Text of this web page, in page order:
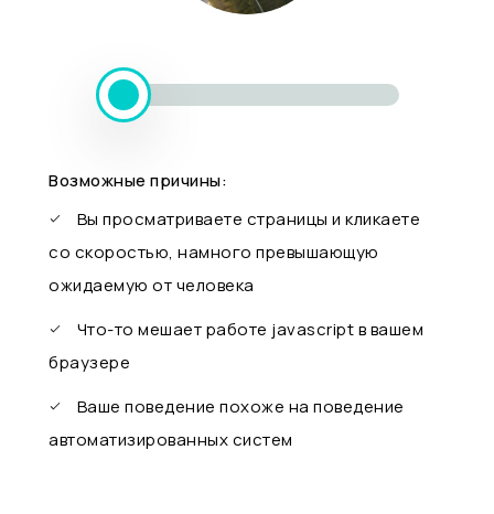
Возможные причины:
Вы просматриваете страницы и кликаете
со скоростью, намного превышающую
ожидаемую от человека
Что-то мешает работе javascript в вашем
браузере
Ваше поведение похоже на поведение
автоматизированных систем